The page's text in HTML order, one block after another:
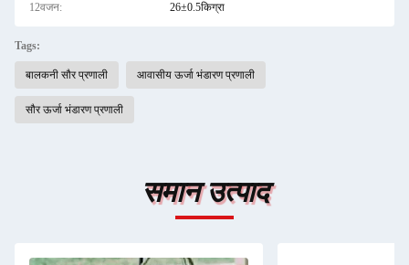
12वजन: 26±0.5किग्रा
Tags:
बालकनी सौर प्रणाली आवासीय ऊर्जा भंडारण प्रणाली
सौर ऊर्जा भंडारण प्रणाली
समान उत्पाद